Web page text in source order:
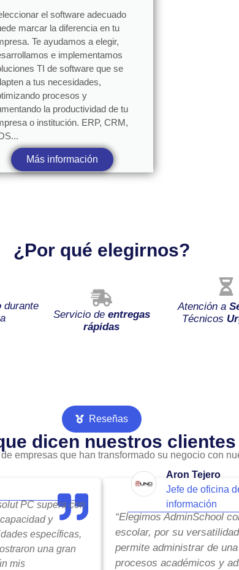
el software adecuado
marcar la diferencia en tu
Te ayudamos a elegir,
e implementamos
TI de software que se
a tus necesidades,
procesos y
la productividad de tu
o institución. ERP, CRM,
Más información
¿Por qué elegirnos?
durante
Servicio de entregas
rápidas
Atención a
Técnicos
Reseñas
dicen nuestros clientes
empresas que han transformado su negocio con
PC supera con
y
específicas,
una gran
mis
Aron Tejero
Jefe de oficina
información
“Elegimos AdminSchool
escolar, por su
permite administrar de
procesos académicos y